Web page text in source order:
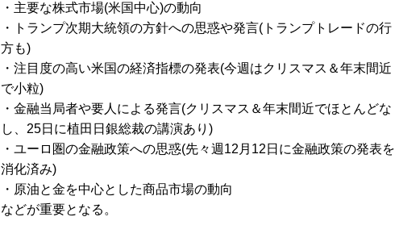
・主要な株式市場(米国中心)の動向
・トランプ次期大統領の方針への思惑や発言(トランプトレードの行
方も)
・注目度の高い米国の経済指標の発表(今週はクリスマス＆年末間近
で小粒)
・金融当局者や要人による発言(クリスマス＆年末間近でほとんどな
し、25日に植田日銀総裁の講演あり)
・ユーロ圏の金融政策への思惑(先々週12月12日に金融政策の発表を
消化済み)
・原油と金を中心とした商品市場の動向
などが重要となる。